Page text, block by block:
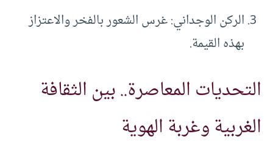
الركن الوجداني: غرس الشعور بالفخر والاعتزاز
بهذه القيمة.
التحديات المعاصرة.. بين الثقافة
الغربية وغربة الهوية